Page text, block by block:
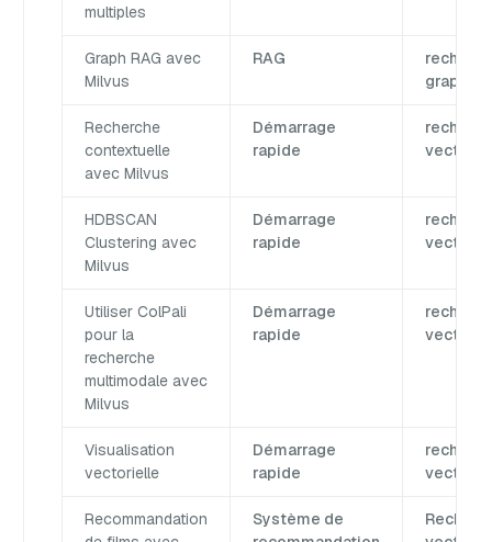
multiples
Graph RAG avec
Milvus
RAG
graphe
Recherche
contextuelle
avec Milvus
Démarrage
rapide
HDBSCAN
Clustering avec
Milvus
Démarrage
rapide
Utiliser ColPali
pour la
recherche
multimodale avec
Milvus
Démarrage
rapide
Visualisation
vectorielle
Démarrage
rapide
Recommandation
Système de